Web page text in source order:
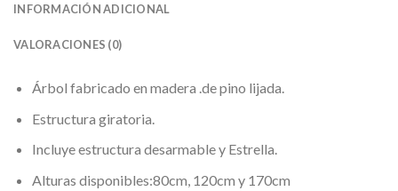
INFORMACIÓN ADICIONAL
VALORACIONES (0)
Árbol fabricado en madera .de pino lijada.
Estructura giratoria.
Incluye estructura desarmable y Estrella.
Alturas disponibles:80cm, 120cm y 170cm